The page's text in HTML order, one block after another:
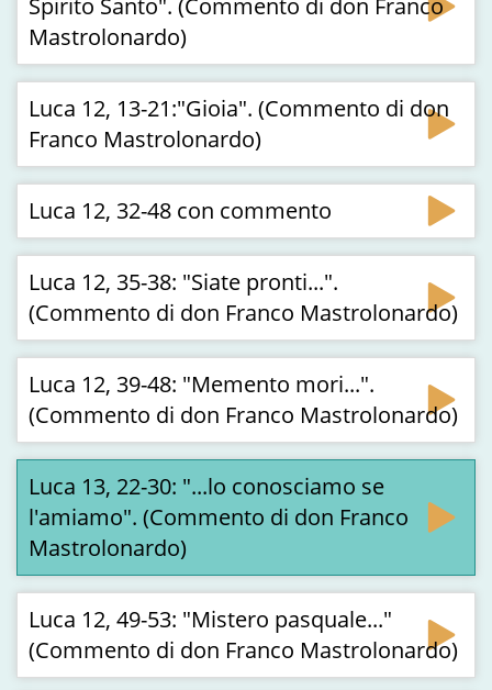
Spirito Santo". (Commento di don Franco
Mastrolonardo)
Luca 12, 13-21:"Gioia". (Commento di don
Franco Mastrolonardo)
Luca 12, 32-48 con commento
Luca 12, 35-38: "Siate pronti...".
(Commento di don Franco Mastrolonardo)
Luca 12, 39-48: "Memento mori...".
(Commento di don Franco Mastrolonardo)
Luca 13, 22-30: "...lo conosciamo se
l'amiamo". (Commento di don Franco
Mastrolonardo)
Luca 12, 49-53: "Mistero pasquale..."
(Commento di don Franco Mastrolonardo)